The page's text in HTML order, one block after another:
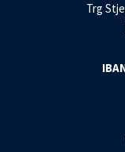
Trg